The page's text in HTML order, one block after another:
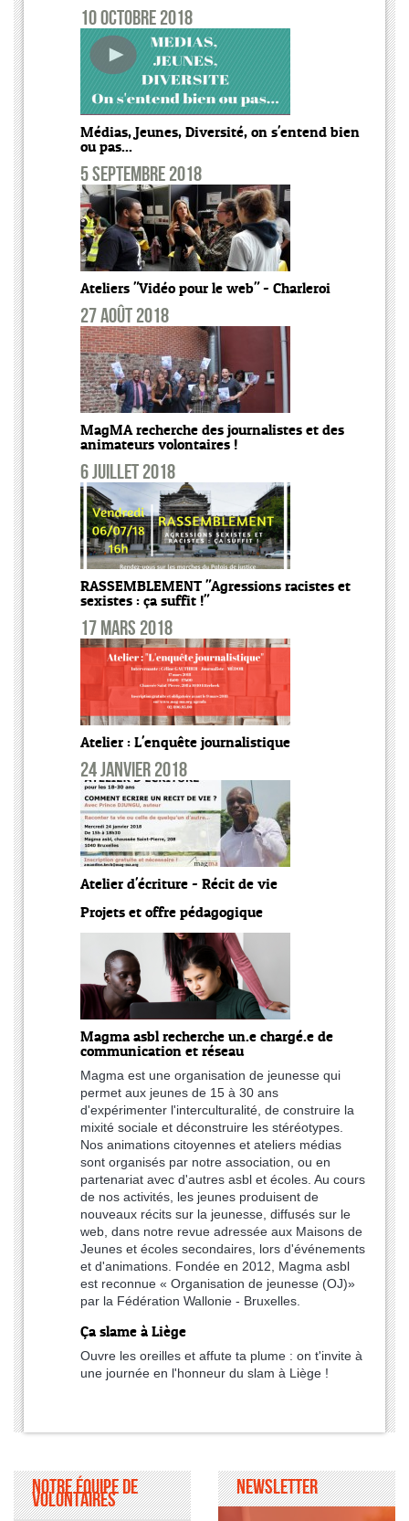
10 octobre 2018
Médias, Jeunes, Diversité, on s'entend bien
ou pas...
5 septembre 2018
Ateliers "Vidéo pour le web" - Charleroi
27 août 2018
MagMA recherche des journalistes et des
animateurs volontaires !
6 juillet 2018
RASSEMBLEMENT "Agressions racistes et
sexistes : ça suffit !"
17 mars 2018
Atelier : L'enquête journalistique
24 janvier 2018
Atelier d'écriture - Récit de vie
Projets et offre pédagogique
Magma asbl recherche un.e chargé.e de
communication et réseau
Magma est une organisation de jeunesse qui
permet aux jeunes de 15 à 30 ans
d'expérimenter l'interculturalité, de construire la
mixité sociale et déconstruire les stéréotypes.
Nos animations citoyennes et ateliers médias
sont organisés par notre association, ou en
partenariat avec d'autres asbl et écoles. Au cours
de nos activités, les jeunes produisent de
nouveaux récits sur la jeunesse, diffusés sur le
web, dans notre revue adressée aux Maisons de
Jeunes et écoles secondaires, lors d'événements
et d'animations. Fondée en 2012, Magma asbl
est reconnue « Organisation de jeunesse (OJ)»
par la Fédération Wallonie - Bruxelles.
Ça slame à Liège
Ouvre les oreilles et affute ta plume : on t'invite à
une journée en l'honneur du slam à Liège !
Notre équipe de
volontaires
Newsletter